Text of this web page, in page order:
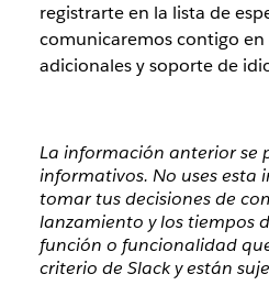
registrarte en la lista de
comunicaremos contigo
adicionales y soporte de
La información anterior se
informativos. No uses esta
tomar tus decisiones de
lanzamiento y los tiempos
función o funcionalidad
criterio de Slack y están